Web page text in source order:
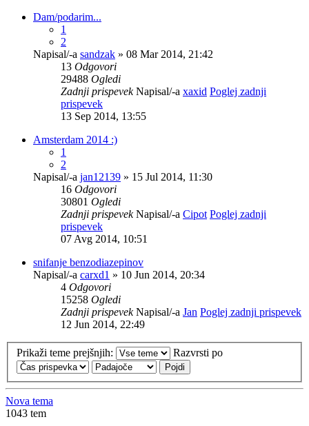
Dam/podarim...
1
2
Napisal/-a sandzak » 08 Mar 2014, 21:42
13 Odgovori
29488 Ogledi
Zadnji prispevekNapisal/-a xaxid Poglej zadnji
prispevek
13 Sep 2014, 13:55
Amsterdam 2014 :)
1
2
Napisal/-a jan12139 » 15 Jul 2014, 11:30
16 Odgovori
30801 Ogledi
Zadnji prispevekNapisal/-a Cipot Poglej zadnji
prispevek
07 Avg 2014, 10:51
snifanje benzodiazepinov
Napisal/-a carxd1 » 10 Jun 2014, 20:34
4 Odgovori
15258 Ogledi
Zadnji prispevekNapisal/-a Jan Poglej zadnji prispevek
12 Jun 2014, 22:49
Prikaži teme prejšnjih: Razvrsti po
Nova tema
1043 tem